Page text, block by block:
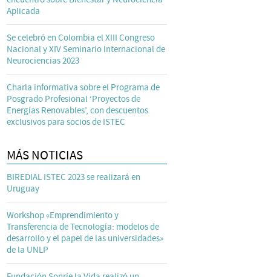
Aplicada
Se celebró en Colombia el XIII Congreso
Nacional y XIV Seminario Internacional de
Neurociencias 2023
Charla informativa sobre el Programa de
Posgrado Profesional ‘Proyectos de
Energías Renovables’, con descuentos
exclusivos para socios de ISTEC
MÁS NOTICIAS
BIREDIAL ISTEC 2023 se realizará en
Uruguay
Workshop «Emprendimiento y
Transferencia de Tecnología: modelos de
desarrollo y el papel de las universidades»
de la UNLP